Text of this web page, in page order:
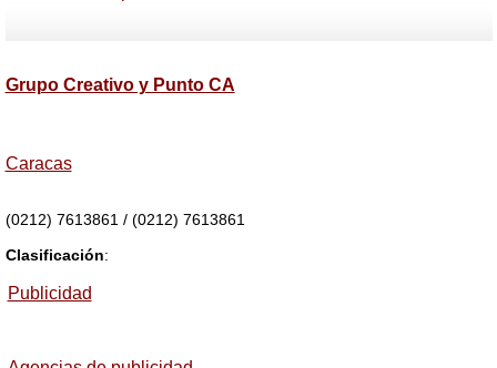
Grupo Creativo y Punto CA
Caracas
(0212) 7613861 / (0212) 7613861
Clasificación:
Publicidad